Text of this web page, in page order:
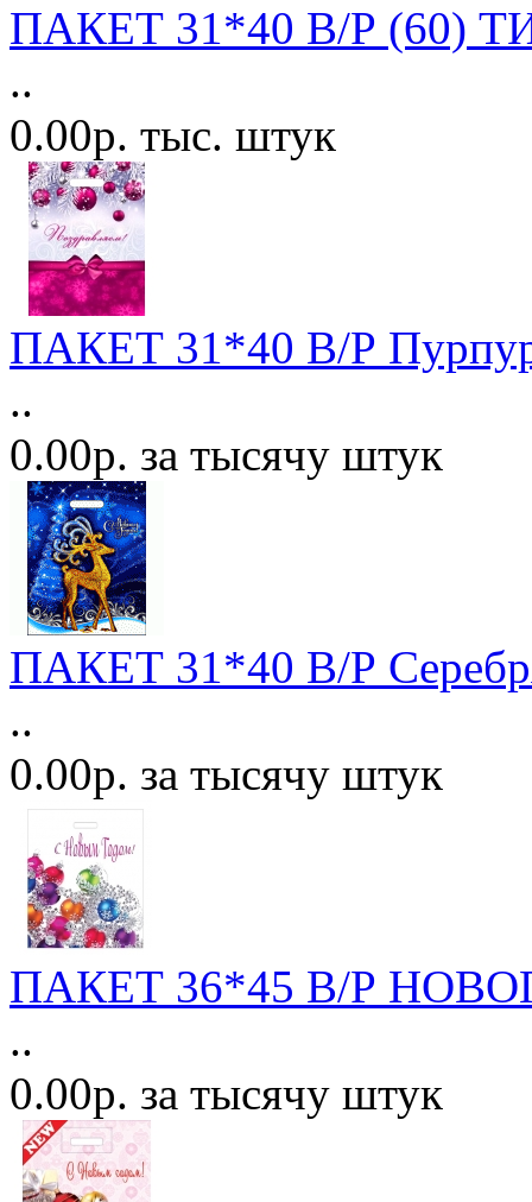
ПАКЕТ 31*40 В/Р (60)
..
0.00р. тыс. штук
ПАКЕТ 31*40 В/Р
..
0.00р. за тысячу штук
ПАКЕТ 31*40 В/Р
..
0.00р. за тысячу штук
ПАКЕТ 36*45 В/Р
..
0.00р. за тысячу штук